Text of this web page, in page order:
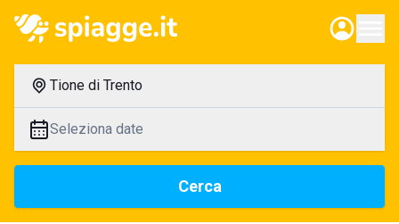
Tione di Trento
Seleziona date
Cerca